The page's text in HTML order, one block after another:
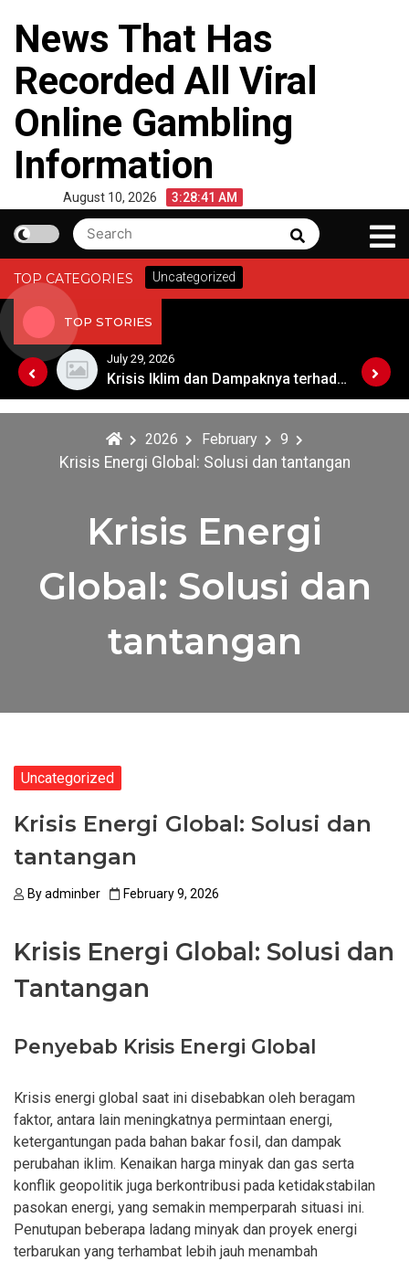
content
News That Has
Recorded All Viral
Online Gambling
Information
August 10, 2026 3:28:42 AM
Search
for:
Search
TOP CATEGORIES Uncategorized
TOP STORIES
Kebangkitan Pariwisata Australia Setelah Pandemi
July 29, 2026
Krisis Iklim dan Dampaknya terhadap Keberlangsungan Hidup di Afrika
2026 February 9
Krisis Energi Global: Solusi dan tantangan
Krisis Energi
Global: Solusi dan
tantangan
Uncategorized
Krisis Energi Global: Solusi dan
tantangan
Byadminber February 9, 2026
Krisis Energi Global: Solusi dan
Tantangan
Penyebab Krisis Energi Global
Krisis energi global saat ini disebabkan oleh beragam
faktor, antara lain meningkatnya permintaan energi,
ketergantungan pada bahan bakar fosil, dan dampak
perubahan iklim. Kenaikan harga minyak dan gas serta
konflik geopolitik juga berkontribusi pada ketidakstabilan
pasokan energi, yang semakin memperparah situasi ini.
Penutupan beberapa ladang minyak dan proyek energi
terbarukan yang terhambat lebih jauh menambah